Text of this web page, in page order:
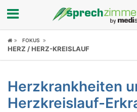
Fokus
Symptome
FOKUS
HERZ / HERZ-KREISLAUF
Herzkrankheiten
Herzkreislauf-